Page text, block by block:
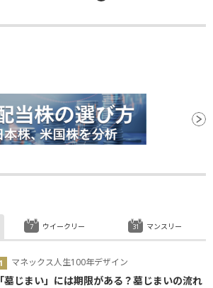
マネックス人生100年デザイン
「墓じまい」には期限がある？墓じまいの流れ
ウイークリー マンスリー